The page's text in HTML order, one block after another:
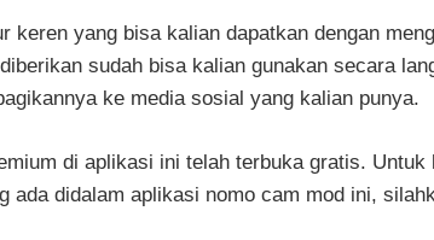
keren yang bisa kalian dapatkan dengan
sudah bisa kalian gunakan secara
ke media sosial yang kalian punya.
di aplikasi ini telah terbuka gratis.
ada didalam aplikasi nomo cam mod ini,